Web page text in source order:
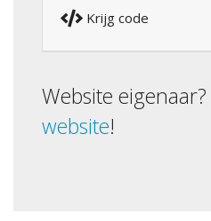
Krijg code
Website eigenaar?
website!